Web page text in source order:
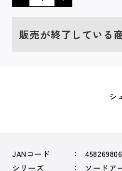
販売が終了している
シ
JANコード
シリーズ
ソードア